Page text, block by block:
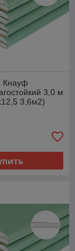
Кнауф
3,0 м
3,6м2)